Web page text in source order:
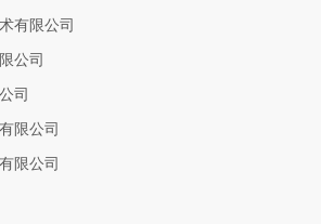
有限公司
公司
司
限公司
限公司